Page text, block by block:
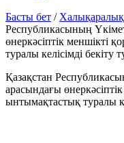
Басты бет / Халықаралық
Республикасының
өнеркәсіптік меншікті
туралы келісімді бекіту
Қазақстан
арасындағы
ынтымақтастық туралы